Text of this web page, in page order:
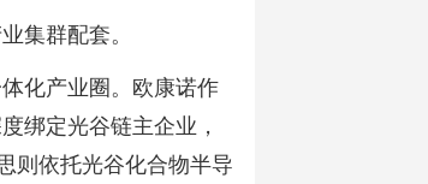
集群配套。
化产业圈。欧康诺作
绑定光谷链主企业，
则依托光谷化合物半导